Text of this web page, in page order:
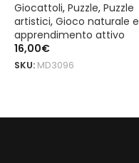
Giocattoli, Puzzle, Puzzle
artistici, Gioco naturale e
apprendimento attivo
16,00€
SKU: MD3096